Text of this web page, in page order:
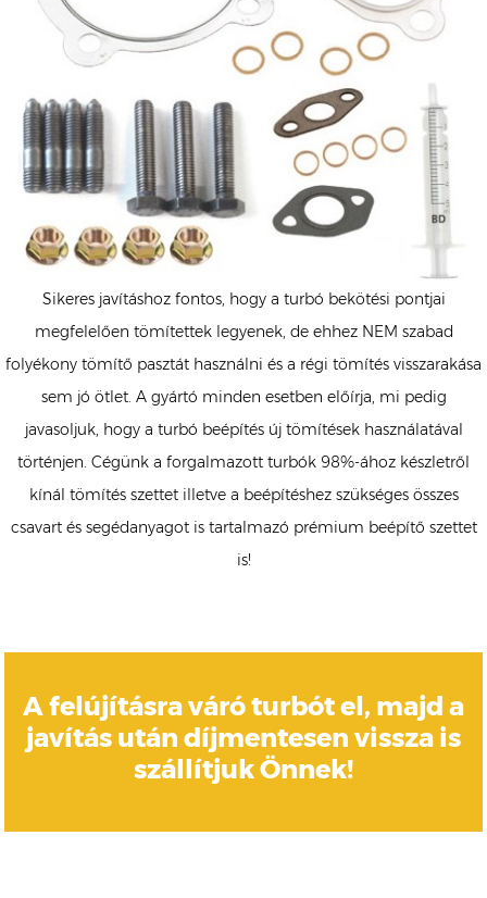
Sikeres javításhoz fontos, hogy a turbó bekötési pontjai
megfelelően tömítettek legyenek, de ehhez NEM szabad
folyékony tömítő pasztát használni és a régi tömítés visszarakása
sem jó ötlet. A gyártó minden esetben előírja, mi pedig
javasoljuk, hogy a turbó beépítés új tömítések használatával
történjen. Cégünk a forgalmazott turbók 98%-ához készletről
kínál tömítés szettet illetve a beépítéshez szükséges összes
csavart és segédanyagot is tartalmazó prémium beépítő szettet
is!
A felújításra váró turbót el, majd a
javítás után díjmentesen vissza is
szállítjuk Önnek!